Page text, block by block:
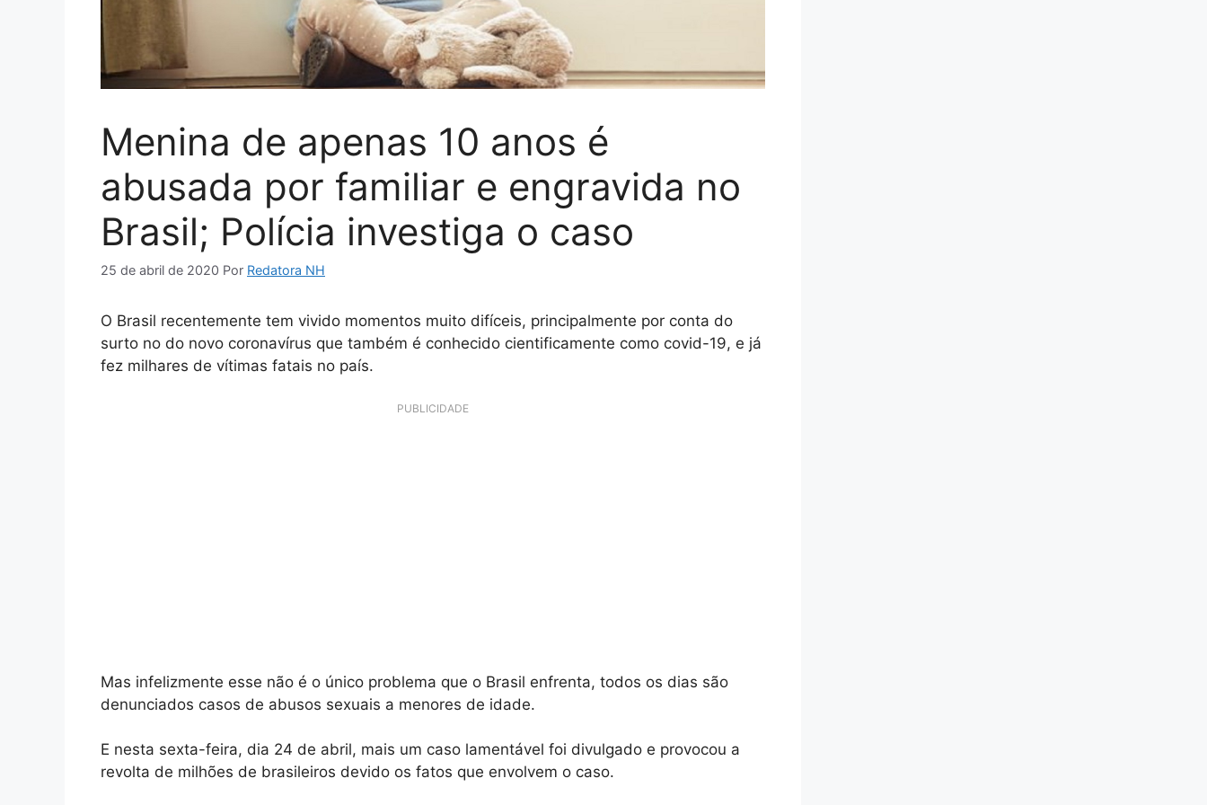
Menina de apenas 10 anos é
abusada por familiar e engravida no
Brasil; Polícia investiga o caso
25 de abril de 2020 Por Redatora NH
O Brasil recentemente tem vivido momentos muito difíceis, principalmente por conta do
surto no do novo coronavírus que também é conhecido cientificamente como covid-19, e já
fez milhares de vítimas fatais no país.
PUBLICIDADE
Mas infelizmente esse não é o único problema que o Brasil enfrenta, todos os dias são
denunciados casos de abusos sexuais a menores de idade.
E nesta sexta-feira, dia 24 de abril, mais um caso lamentável foi divulgado e provocou a
revolta de milhões de brasileiros devido os fatos que envolvem o caso.